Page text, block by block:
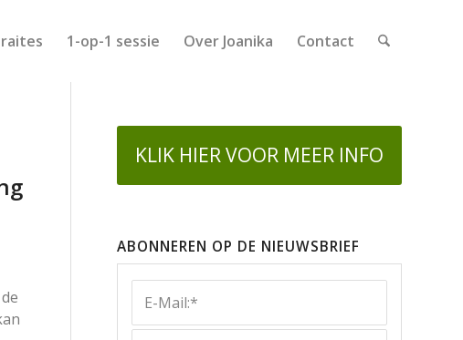
1-op-1 sessie Over Joanika Contact
KLIK HIER VOOR MEER INFO
ABONNEREN OP DE NIEUWSBRIEF